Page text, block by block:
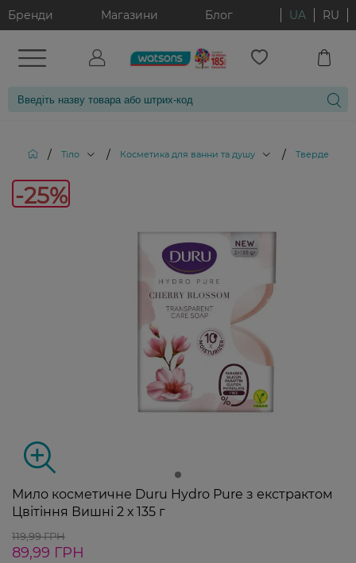
Бренди Магазини Блог UA RU
/ Тіло / Косметика для ванни та душу / Тверде мило
-25%
Мило косметичне Duru Hydro Pure з екстрактом
Цвітіння Вишні 2 х 135 г
119,99 ГРН
89,99 ГРН